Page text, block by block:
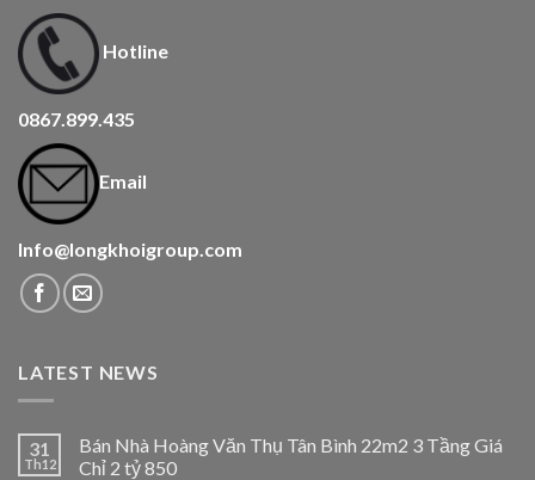
Hotline
0867.899.435
Email
Info@longkhoigroup.com
LATEST NEWS
31
Th12
Bán Nhà Hoàng Văn Thụ Tân Bình 22m2 3 Tầng Giá
Chỉ 2 tỷ 850